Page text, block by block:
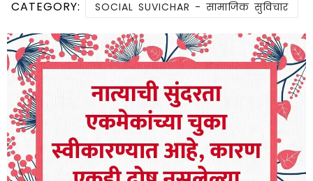
CATEGORY: SOCIAL SUVICHAR - सामाजिक सुविचार